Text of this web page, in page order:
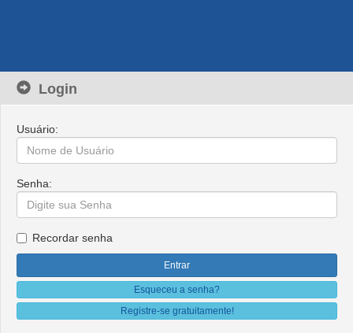
Login
Usuário:
Senha:
Recordar senha
Esqueceu a senha?
Registre-se gratuitamente!